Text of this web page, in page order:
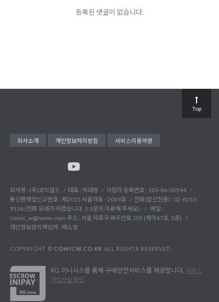
등록된 댓글이 없습니다.
회사소개 개인정보처리방침 서비스이용약관
회사명 : (주)코믹월드 대표 : 박대령
사업자 등록번호 : 105-86-00594
통신판매업신고번호 : 제2015 서울마포 - 2009호
전화(발신전용) : 02-6010-
9536 (전화 응대가 어렵습니다. 1:1문의 이용해 주세요)
메일 :
comic_w@naver.com 주소 : 서울 마포구 와우산로 105 (제이67호, 5층)
개인정보관리책임자 : 배소영
COPYRIGHT © COMICW.CO.KR ALL RIGHTS RESERVED.
KG 이니시스를 통해 구매안전서비스를 제공합니다. 서비스
가입사실 확인
Top